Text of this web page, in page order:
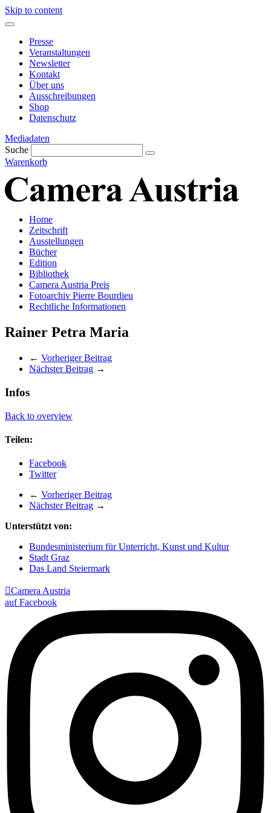
Skip to content
Presse
Veranstaltungen
Newsletter
Kontakt
Über uns
Ausschreibungen
Shop
Datenschutz
Mediadaten
Suche
Warenkorb
Home
Zeitschrift
Ausstellungen
Bücher
Edition
Bibliothek
Camera Austria Preis
Fotoarchiv Pierre Bourdieu
Rechtliche Informationen
Rainer Petra Maria
← Vorheriger Beitrag
Nächster Beitrag →
Infos
Back to overview
Teilen:
Facebook
Twitter
← Vorheriger Beitrag
Nächster Beitrag →
Unterstützt von:
Bundesministerium für Unterricht, Kunst und Kultur
Stadt Graz
Das Land Steiermark
Camera Austria
auf Facebook